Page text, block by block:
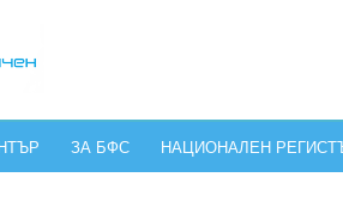
ЗА БФС НАЦИОНАЛЕН